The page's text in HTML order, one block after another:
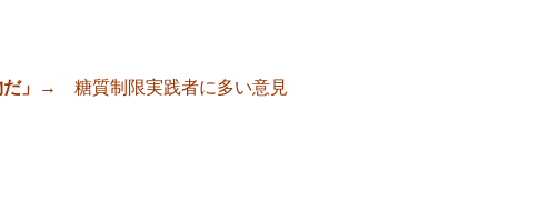
」 → 糖質制限実践者に多い意見